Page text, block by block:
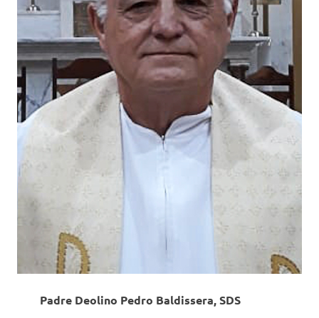
Padre Deolino Pedro Baldissera, SDS